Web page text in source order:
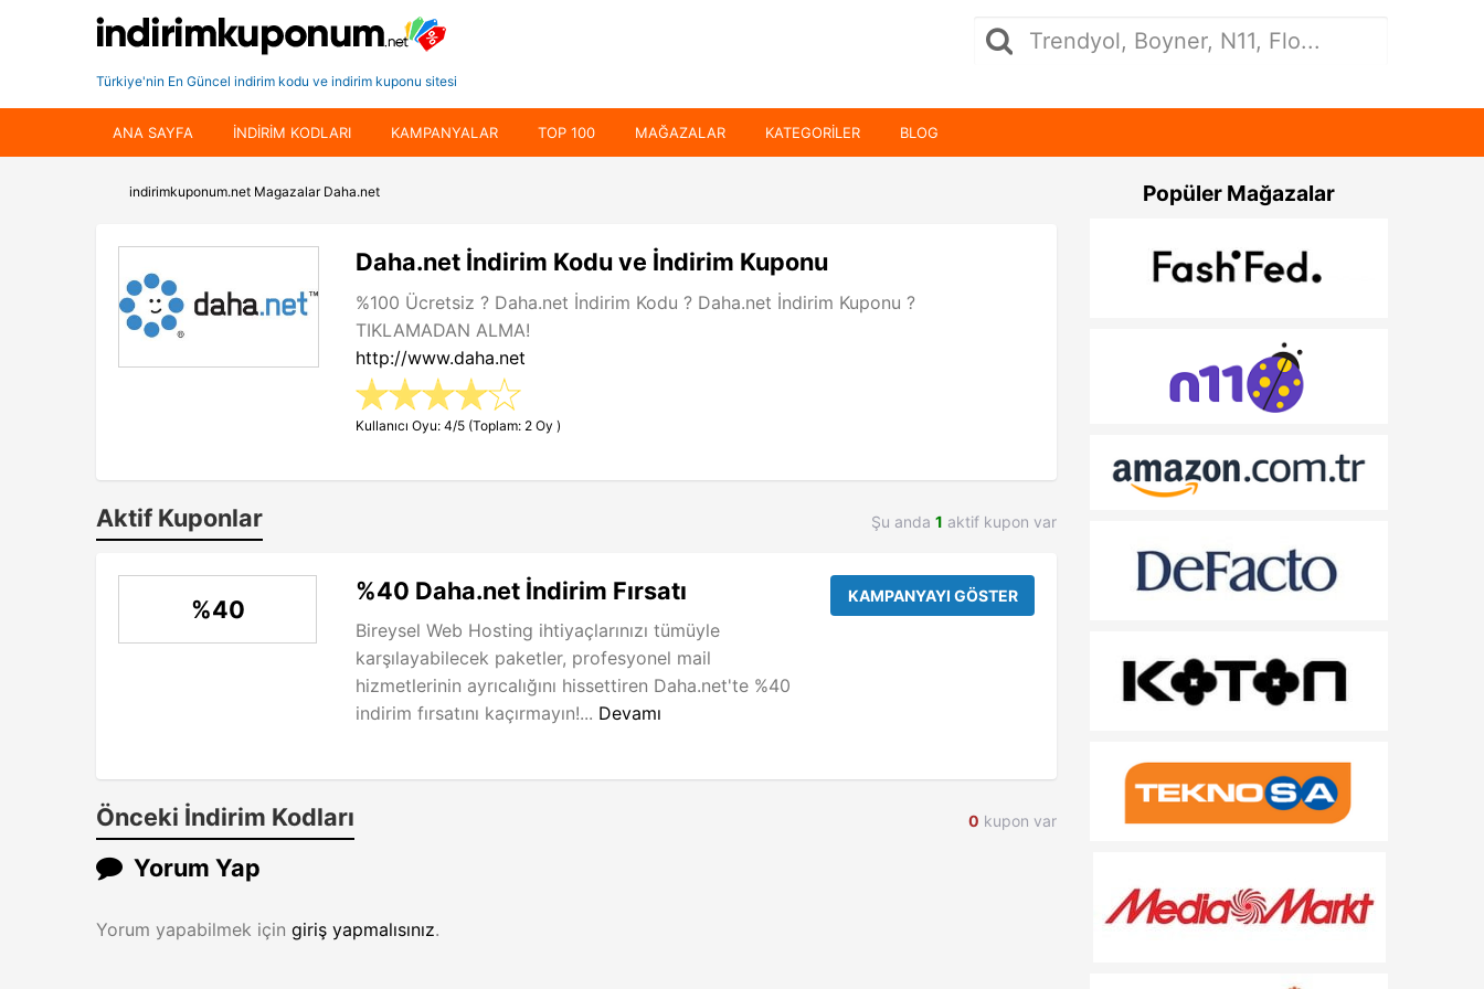
Türkiye'nin En Güncel indirim kodu ve indirim kuponu sitesi
ANA SAYFA INDIRIM KODLARI KAMPANYALAR TOP 100 MAĞAZALAR KATEGORILER BLOG
indirimkuponum.net Magazalar Daha.net
Daha.net İndirim Kodu ve İndirim Kuponu
%100 Ücretsiz ? Daha.net İndirim Kodu ? Daha.net İndirim Kuponu ?
TIKLAMADAN ALMA!
http://www.daha.net
Kullanıcı Oyu: 4/5 (Toplam: 2 Oy )
Aktif Kuponlar Şu anda 1 aktif kupon var
%40
%40 Daha.net İndirim Fırsatı
Bireysel Web Hosting ihtiyaçlarınızı tümüyle
karşılayabilecek paketler, profesyonel mail
hizmetlerinin ayrıcalığını hissettiren Daha.net'te %40
indirim fırsatını kaçırmayın!... Devamı
KAMPANYAYI GÖSTER
Önceki İndirim Kodları 0 kupon var
Yorum Yap
Yorum yapabilmek için giriş yapmalısınız.
Popüler Mağazalar